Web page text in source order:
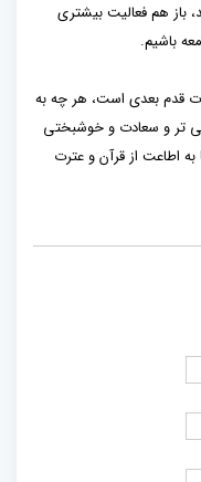
باز هم فعالیت بیشتری
باشیم.
قدم بعدی است، هر چه به
تر و سعادت و خوشبختی
اطاعت از قرآن و عترت